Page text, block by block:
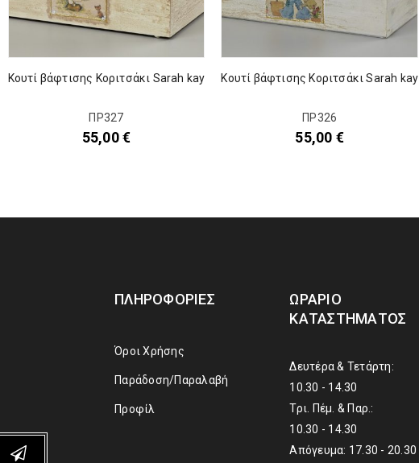
Κουτί βάφτισης Κοριτσάκι Sarah kay
ΠΡ327
55,00€
Κουτί βάφτισης Κοριτσάκι Sarah kay
ΠΡ326
55,00 €
ΠΛΗΡΟΦΟΡΊΕΣ
Όροι Χρήσης
Παράδοση/Παραλαβή
Προφίλ
ΩΡΆΡΙΟ
ΚΑΤΑΣΤΉΜΑΤΟΣ
Δευτέρα & Τετάρτη:
10.30 - 14.30
Τρι. Πέμ. & Παρ.:
10.30 - 14.30
Απόγευμα: 17.30 - 20.30